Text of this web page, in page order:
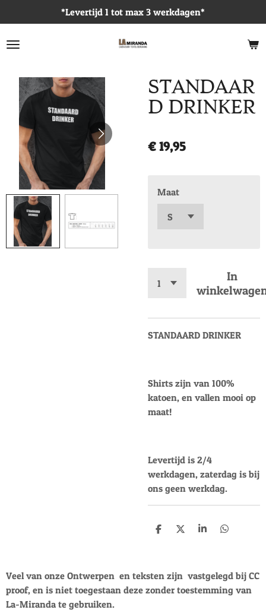
direct
naar
*Levertijd 1 tot max 3 werkdagen*
STANDAAR
D DRINKER
€ 19,95
Maat
In
STANDAARD DRINKER
Shirts zijn van 100%
katoen, en vallen mooi op
maat!
Levertijd is 2/4
werkdagen, zaterdag is bij
ons geen werkdag.
D
n
D
S
e
D
n
Veel van onze Ontwerpen en teksten zijn vastgelegd bij CC
proof, en is niet toegestaan deze zonder toestemming van
La-Miranda te gebruiken.